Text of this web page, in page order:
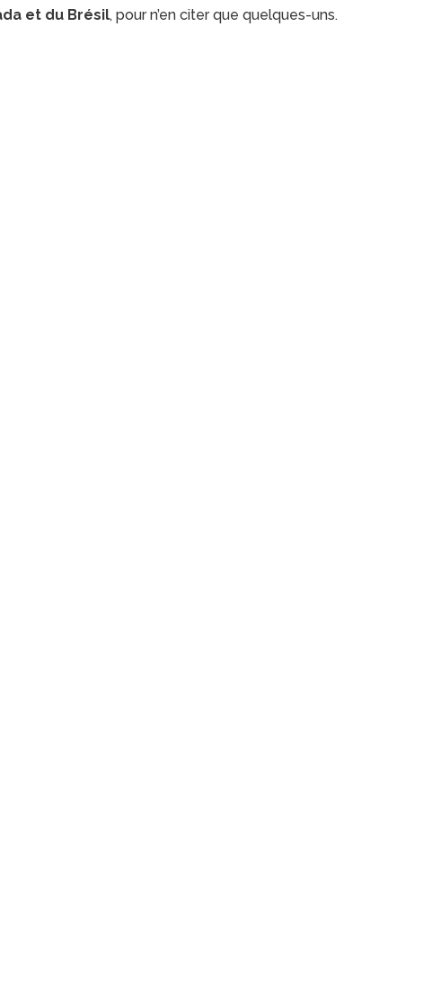
et du Brésil, pour n’en citer que quelques-uns.